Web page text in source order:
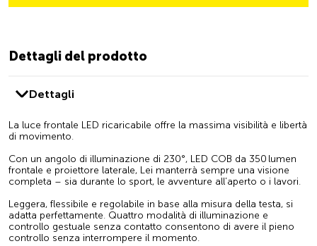
Dettagli del prodotto
Dettagli
La luce frontale LED ricaricabile offre la massima visibilità e libertà
di movimento.
Con un angolo di illuminazione di 230°, LED COB da 350 lumen
frontale e proiettore laterale, Lei manterrà sempre una visione
completa – sia durante lo sport, le avventure all’aperto o i lavori.
Leggera, flessibile e regolabile in base alla misura della testa, si
adatta perfettamente. Quattro modalità di illuminazione e
controllo gestuale senza contatto consentono di avere il pieno
controllo senza interrompere il momento.